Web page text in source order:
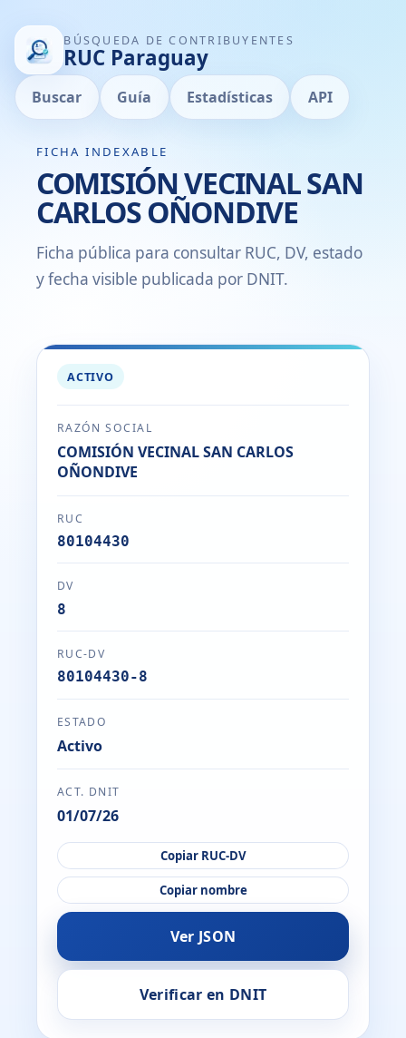
BÚSQUEDA DE CONTRIBUYENTES
RUC Paraguay
Buscar Guía Estadísticas API
FICHA INDEXABLE
COMISIÓN VECINAL SAN
CARLOS OÑONDIVE
Ficha pública para consultar RUC, DV, estado
y fecha visible publicada por DNIT.
ACTIVO
RAZÓN SOCIAL
COMISIÓN VECINAL SAN CARLOS
OÑONDIVE
RUC
80104430
DV
8
RUC-DV
80104430-8
ESTADO
Activo
ACT. DNIT
01/07/26
Copiar RUC-DV
Copiar nombre
Ver JSON
Verificar en DNIT